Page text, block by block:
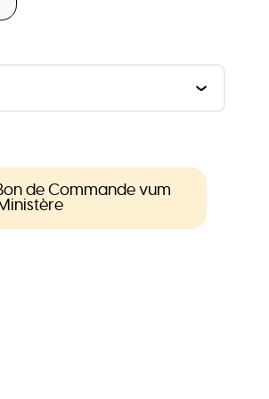
de Commande vum